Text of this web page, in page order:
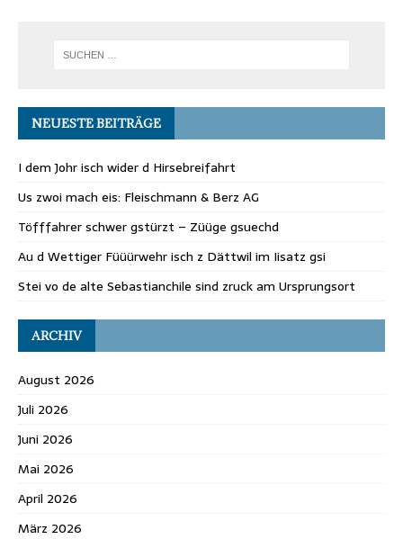
NEUESTE BEITRÄGE
I dem Johr isch wider d Hirsebreifahrt
Us zwoi mach eis: Fleischmann & Berz AG
Töfffahrer schwer gstürzt – Züüge gsuechd
Au d Wettiger Füüürwehr isch z Dättwil im Iisatz gsi
Stei vo de alte Sebastianchile sind zruck am Ursprungsort
ARCHIV
August 2026
Juli 2026
Juni 2026
Mai 2026
April 2026
März 2026